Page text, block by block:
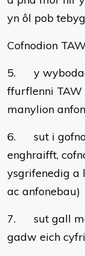
yn ôl pob tebyg
Cofnodion
5. y
ffurflenni TAW
manylion
6. sut i
enghraifft,
ysgrifenedig a
ac anfonebau)
7. sut gall
gadw eich